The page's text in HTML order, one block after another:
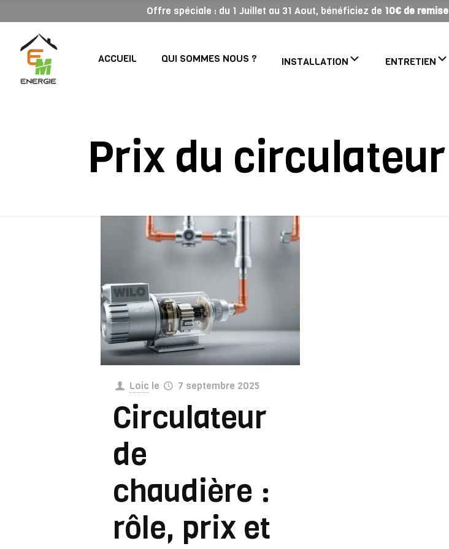
Offre spéciale : du 1 Juillet au 31 Aout, bénéficiez de 10€ de remise
ACCUEIL QUI SOMMES NOUS ? INSTALLATION ENTRETIEN
Prix du circulateur
Loic le 7 septembre 2025
Circulateur
de
chaudière :
rôle, prix et